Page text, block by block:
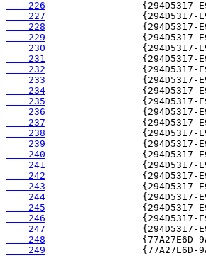
    226
    227
    228
    229
    230
    231
    232
    233
    234
    235
    236
    237
    238
    239
    240
    241
    242
    243
    244
    245
    246
    247
    248
    249